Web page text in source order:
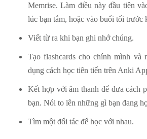
Memrise. Làm điều này đầu tiên
lúc bạn tắm, hoặc vào buổi tối trước
Viết từ ra khi bạn ghi nhớ chúng.
Tạo flashcards cho chính mình và
dụng cách học tiên tiến trên Anki
Kết hợp với âm thanh để đưa cách
bạn. Nói to lên những gì bạn đang
Tìm một đối tác để học với nhau.